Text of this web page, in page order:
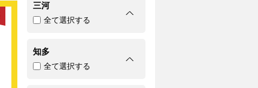
三河
全て選択する
知多
全て選択する